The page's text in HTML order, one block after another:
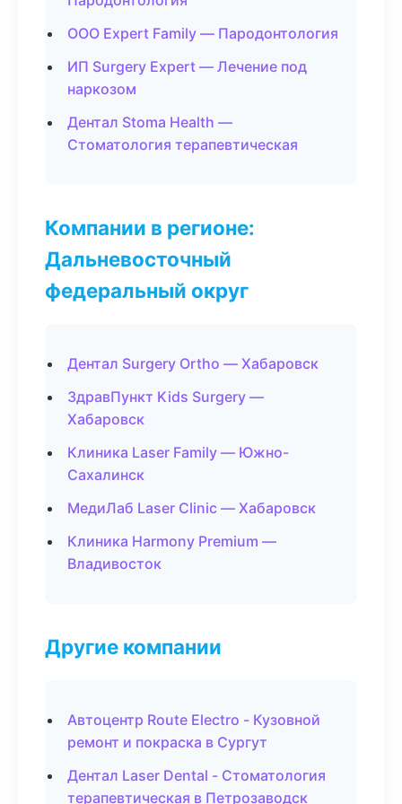
ООО Expert Family — Пародонтология
ИП Surgery Expert — Лечение под
наркозом
Дентал Stoma Health —
Стоматология терапевтическая
Компании в регионе:
Дальневосточный
федеральный округ
Дентал Surgery Ortho — Хабаровск
ЗдравПункт Kids Surgery —
Хабаровск
Клиника Laser Family — Южно-
Сахалинск
МедиЛаб Laser Clinic — Хабаровск
Клиника Harmony Premium —
Владивосток
Другие компании
Автоцентр Route Electro - Кузовной
ремонт и покраска в Сургут
Дентал Laser Dental - Стоматология
терапевтическая в Петрозаводск